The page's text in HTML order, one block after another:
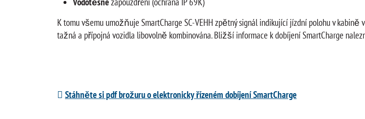
K tomu všemu umožňuje SmartCharge SC-VEHH zpětný signál indikující jízdní polohu v kabině
tažná a přípojná vozidla libovolně kombinována. Bližší informace k dobíjení SmartCharge
Stáhněte si pdf brožuru o elektronicky řízeném dobíjení SmartCharge